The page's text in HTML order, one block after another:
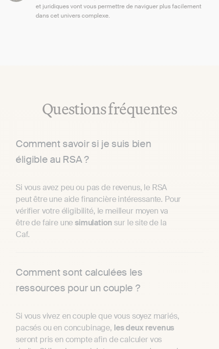
et juridiques vont vous permettre de naviguer plus facilement
dans cet univers complexe.
Questions fréquentes
Comment savoir si je suis bien
éligible au RSA ?
Si vous avez peu ou pas de revenus, le RSA
peut être une aide financière intéressante. Pour
vérifier votre éligibilité, le meilleur moyen va
être de faire unesimulationsur le site de la
Caf.
Comment sont calculées les
ressources pour un couple ?
Si vous vivez en couple que vous soyez mariés,
pacsés ou en concubinage, les deux revenus
seront pris en compte afin de calculer vos